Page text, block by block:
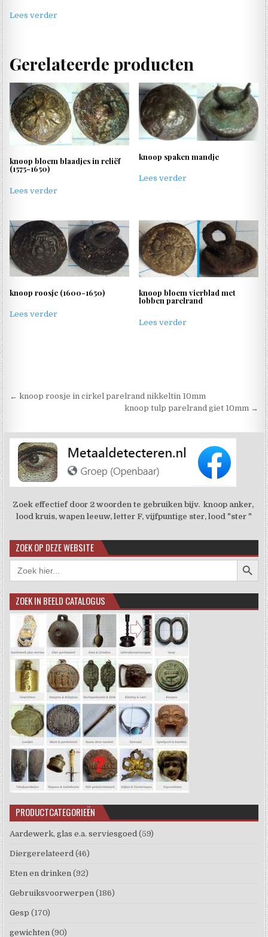
Lees verder
Gerelateerde producten
knoop bloem blaadjes in reliëf
(1575-1650)
Lees verder
knoop spaken mandje
Lees verder
knoop roosje (1600-1650)
Lees verder
knoop bloem vierblad met
lobben parelrand
Lees verder
Berichtnavigatie
← knoop roosje in cirkel parelrand nikkeltin 10mm
knoop tulp parelrand giet 10mm →
Zoek effectief door 2 woorden te gebruiken bijv. knoop anker,
lood kruis, wapen leeuw, letter F, vijfpuntige ster, lood "ster "
ZOEK OP DEZE WEBSITE
Zoek
naar:
ZOEK IN BEELD CATALOGUS
PRODUCTCATEGORIEËN
Aardewerk, glas e.a. serviesgoed (59)
Diergerelateerd (46)
Eten en drinken (92)
Gebruiksvoorwerpen (186)
Gesp (170)
gewichten (90)